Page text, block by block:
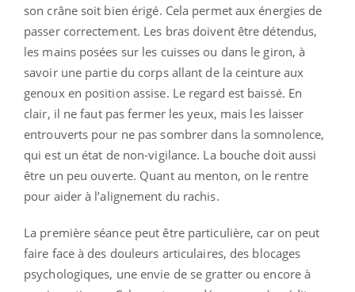
son crâne soit bien érigé. Cela permet aux énergies de
passer correctement. Les bras doivent être détendus,
les mains posées sur les cuisses ou dans le giron, à
savoir une partie du corps allant de la ceinture aux
genoux en position assise. Le regard est baissé. En
clair, il ne faut pas fermer les yeux, mais les laisser
entrouverts pour ne pas sombrer dans la somnolence,
qui est un état de non-vigilance. La bouche doit aussi
être un peu ouverte. Quant au menton, on le rentre
pour aider à l’alignement du rachis.
La première séance peut être particulière, car on peut
faire face à des douleurs articulaires, des blocages
psychologiques, une envie de se gratter ou encore à